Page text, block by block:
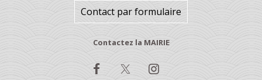
Contact par formulaire
Contactez la MAIRIE